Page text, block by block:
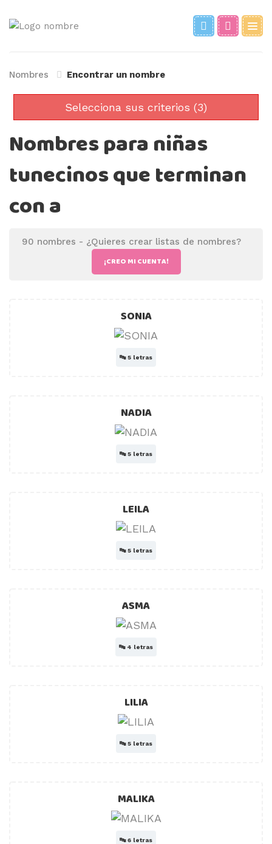
Nombres Encontrar un nombre
Selecciona sus criterios (3)
Nombres para niñas
tunecinos que terminan
con a
90 nombres - ¿Quieres crear listas de nombres?
¡CREO MI CUENTA!
SONIA
🔤5 letras
NADIA
🔤5 letras
LEILA
🔤5 letras
ASMA
🔤 4 letras
LILIA
🔤5 letras
MALIKA
🔤6 letras